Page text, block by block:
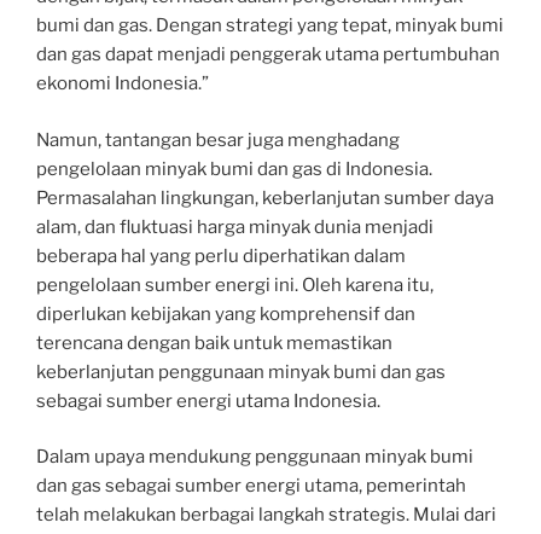
bumi dan gas. Dengan strategi yang tepat, minyak bumi
dan gas dapat menjadi penggerak utama pertumbuhan
ekonomi Indonesia.”
Namun, tantangan besar juga menghadang
pengelolaan minyak bumi dan gas di Indonesia.
Permasalahan lingkungan, keberlanjutan sumber daya
alam, dan fluktuasi harga minyak dunia menjadi
beberapa hal yang perlu diperhatikan dalam
pengelolaan sumber energi ini. Oleh karena itu,
diperlukan kebijakan yang komprehensif dan
terencana dengan baik untuk memastikan
keberlanjutan penggunaan minyak bumi dan gas
sebagai sumber energi utama Indonesia.
Dalam upaya mendukung penggunaan minyak bumi
dan gas sebagai sumber energi utama, pemerintah
telah melakukan berbagai langkah strategis. Mulai dari